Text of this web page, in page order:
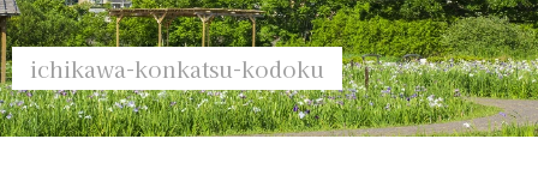
ichikawa-konkatsu-kodoku